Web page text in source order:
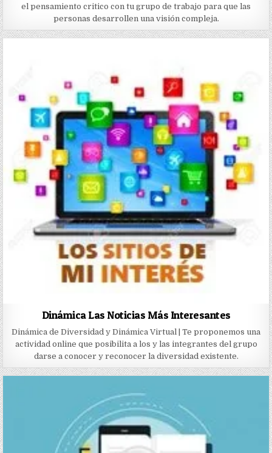
el pensamiento critico con tu grupo de trabajo para que las
personas desarrollen una visión compleja.
Dinámica Las Noticias Más Interesantes
Dinámica de Diversidad y Dinámica Virtual | Te proponemos una
actividad online que posibilita a los y las integrantes del grupo
darse a conocer y reconocer la diversidad existente.